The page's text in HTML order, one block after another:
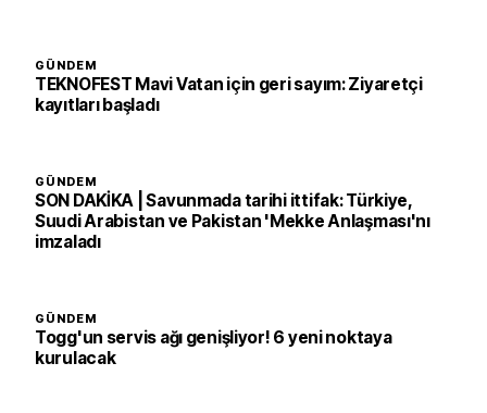
GÜNDEM
TEKNOFEST Mavi Vatan için geri sayım: Ziyaretçi
kayıtları başladı
GÜNDEM
SON DAKİKA | Savunmada tarihi ittifak: Türkiye,
Suudi Arabistan ve Pakistan 'Mekke Anlaşması'nı
imzaladı
GÜNDEM
Togg'un servis ağı genişliyor! 6 yeni noktaya
kurulacak